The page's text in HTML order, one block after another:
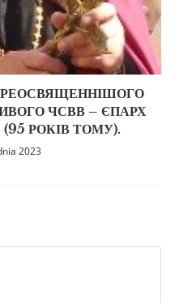
ЧСВВ – ЄПАРХ
РОКІВ ТОМУ).
2023